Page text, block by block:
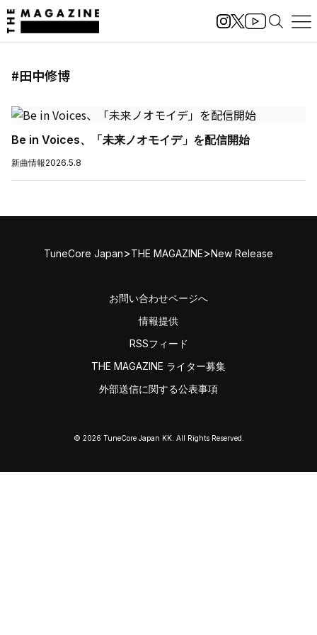
#田中修博
Be in Voices、「未来ノオモイデ」を配信開始
新曲情報2026.5.8
TuneCore Japan>THE MAGAZINE>New Release
お問い合わせページへ
情報提供
RSSフィード
THE MAGAZINE ライター募集
外部送信に関する公表事項
© 2026 TuneCore Japan KK. All Rights Reserved.